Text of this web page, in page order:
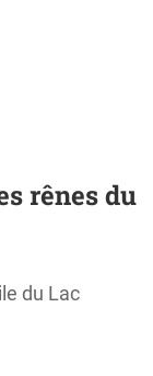
rênes du
du Lac